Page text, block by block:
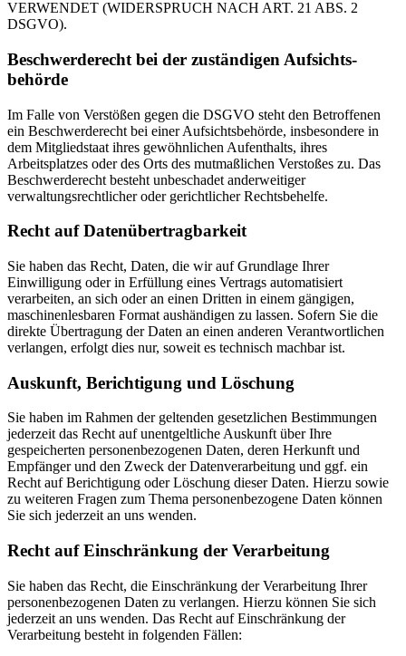
VERWENDET (WIDERSPRUCH NACH ART. 21 ABS. 2
DSGVO).
Beschwerde­recht bei der zuständigen Aufsichts­
behörde
Im Falle von Verstößen gegen die DSGVO steht den Betroffenen
ein Beschwerderecht bei einer Aufsichtsbehörde, insbesondere in
dem Mitgliedstaat ihres gewöhnlichen Aufenthalts, ihres
Arbeitsplatzes oder des Orts des mutmaßlichen Verstoßes zu. Das
Beschwerderecht besteht unbeschadet anderweitiger
verwaltungsrechtlicher oder gerichtlicher Rechtsbehelfe.
Recht auf Daten­übertrag­barkeit
Sie haben das Recht, Daten, die wir auf Grundlage Ihrer
Einwilligung oder in Erfüllung eines Vertrags automatisiert
verarbeiten, an sich oder an einen Dritten in einem gängigen,
maschinenlesbaren Format aushändigen zu lassen. Sofern Sie die
direkte Übertragung der Daten an einen anderen Verantwortlichen
verlangen, erfolgt dies nur, soweit es technisch machbar ist.
Auskunft, Berichtigung und Löschung
Sie haben im Rahmen der geltenden gesetzlichen Bestimmungen
jederzeit das Recht auf unentgeltliche Auskunft über Ihre
gespeicherten personenbezogenen Daten, deren Herkunft und
Empfänger und den Zweck der Datenverarbeitung und ggf. ein
Recht auf Berichtigung oder Löschung dieser Daten. Hierzu sowie
zu weiteren Fragen zum Thema personenbezogene Daten können
Sie sich jederzeit an uns wenden.
Recht auf Einschränkung der Verarbeitung
Sie haben das Recht, die Einschränkung der Verarbeitung Ihrer
personenbezogenen Daten zu verlangen. Hierzu können Sie sich
jederzeit an uns wenden. Das Recht auf Einschränkung der
Verarbeitung besteht in folgenden Fällen: